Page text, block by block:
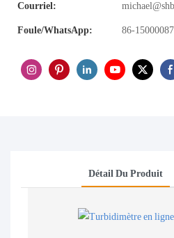
Courriel:
Foule/WhatsApp: 86-
Détail Du Produit